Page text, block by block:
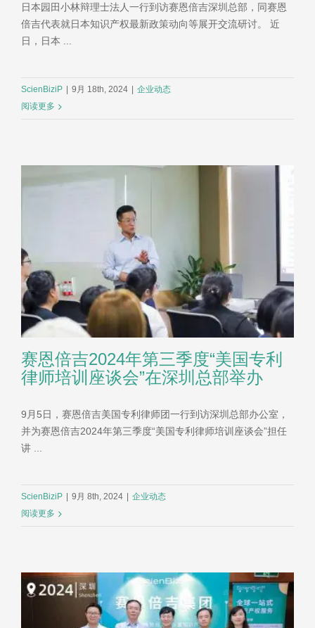
日本园田小林辩理士法人一行到访赛恩倍吉深圳总部，同赛恩
倍吉代表就日本知识产权最新政策动向等展开交流研讨。 近
日，日本 ...
ScienBiziP 9月 18th, 2024
企业动态
阅读更多
赛恩倍吉2024年第三季度“美国专利
律师培训座谈会”在深圳总部举办
9月5日，赛恩倍吉美国专利律师团一行到访深圳总部办公室，
并为赛恩倍吉2024年第三季度“美国专利律师培训座谈会”担任
讲 ...
ScienBiziP 9月 8th, 2024
企业动态
阅读更多